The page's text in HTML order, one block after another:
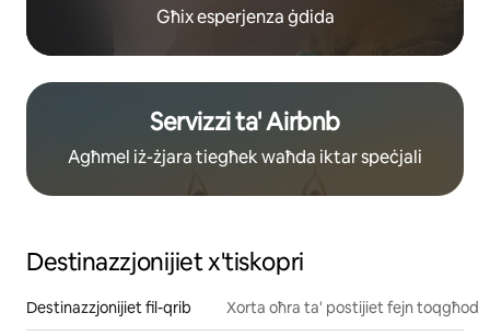
Għix esperjenza ġdida
Servizzi ta' Airbnb
Agħmel iż-żjara tiegħek waħda iktar speċjali
Destinazzjonijiet x'tiskopri
Destinazzjonijiet fil-qrib Xorta oħra ta' postijiet fejn toqgħod